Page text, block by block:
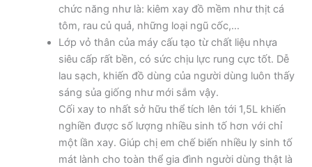
chức năng như là: kiêm xay đồ mềm như thịt cá
tôm, rau củ quả, những loại ngũ cốc,…
Lớp vỏ thân của máy cấu tạo từ chất liệu nhựa
siêu cấp rất bền, có sức chịu lực rung cực tốt. Dễ
lau sạch, khiến đồ dùng của người dùng luôn thấy
sáng sủa giống như mới sắm vậy.
Cối xay to nhất sở hữu thể tích lên tới 1,5L khiến
nghiền được số lượng nhiều sinh tố hơn với chỉ
một lần xay. Giúp chị em chế biến nhiều ly sinh tố
mát lành cho toàn thể gia đình người dùng thật là